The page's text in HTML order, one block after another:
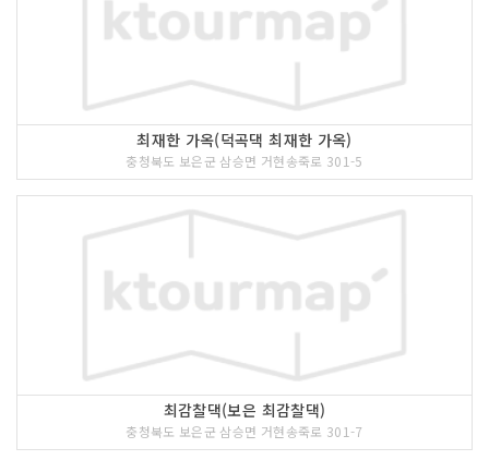
최재한 가옥(덕곡댁 최재한 가옥)
충청북도 보은군 삼승면 거현송죽로 301-5
최감찰댁(보은 최감찰댁)
충청북도 보은군 삼승면 거현송죽로 301-7